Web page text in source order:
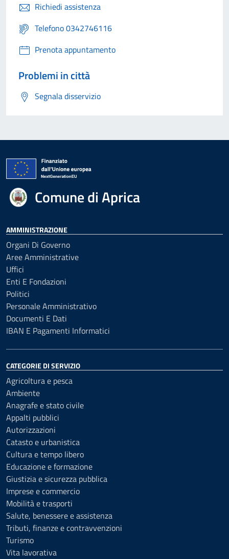
Richiedi assistenza
Telefono 0342746116
Prenota appuntamento
Problemi in città
Segnala disservizio
Comune di Aprica
AMMINISTRAZIONE
Organi Di Governo
Aree Amministrative
Uffici
Enti E Fondazioni
Politici
Personale Amministrativo
Documenti E Dati
IBAN E Pagamenti Informatici
CATEGORIE DI SERVIZIO
Agricoltura e pesca
Ambiente
Anagrafe e stato civile
Appalti pubblici
Autorizzazioni
Catasto e urbanistica
Cultura e tempo libero
Educazione e formazione
Giustizia e sicurezza pubblica
Imprese e commercio
Mobilità e trasporti
Salute, benessere e assistenza
Tributi, finanze e contravvenzioni
Turismo
Vita lavorativa